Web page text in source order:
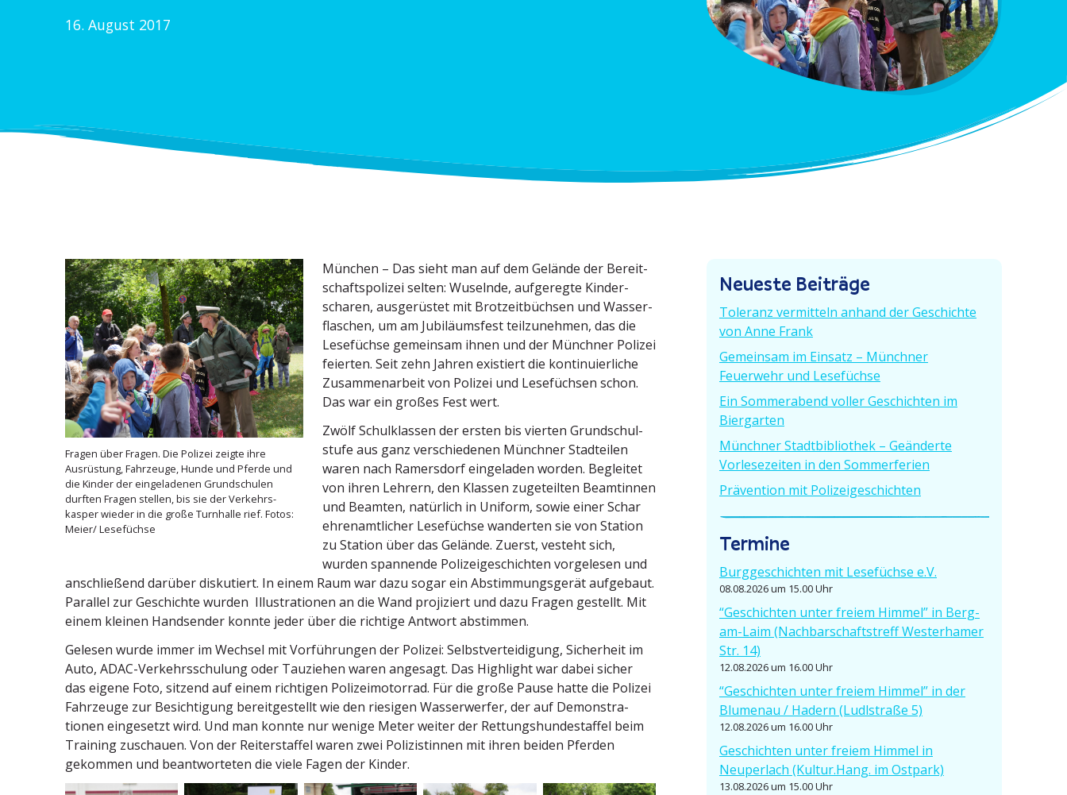
16. August 2017
Fragen über Fragen. Die Polizei zeigte ihre
Ausrüstung, Fahrzeuge, Hunde und Pferde und
die Kinder der einge­la­denen Grund­schulen
durften Fragen stellen, bis sie der Verkehrs­
kasper wieder in die große Turnhalle rief. Fotos:
Meier/ Lesefüchse
München – Das sieht man auf dem Gelände der Bereit­
schafts­po­lizei selten: Wuselnde, aufge­regte Kinder­
scharen, ausge­rüstet mit Brotzeit­büchsen und Wasser­
fla­schen, um am Jubilä­umsfest teilzu­nehmen, das die
Lesefüchse gemeinsam ihnen und der Münchner Polizei
feierten. Seit zehn Jahren existiert die konti­nu­ier­liche
Zusam­men­arbeit von Polizei und Lesefüchsen schon.
Das war ein großes Fest wert.
Zwölf Schul­klassen der ersten bis vierten Grund­schul­
stufe aus ganz verschie­denen Münchner Stadteilen
waren nach Ramersdorf einge­laden worden. Begleitet
von ihren Lehrern, den Klassen zugeteilten Beamtinnen
und Beamten, natürlich in Uniform, sowie einer Schar
ehren­amt­licher Lesefüchse wanderten sie von Station
zu Station über das Gelände. Zuerst, vesteht sich,
wurden spannende Polizei­ge­schichten vorge­lesen und
anschließend darüber disku­tiert. In einem Raum war dazu sogar ein Abstim­mungs­gerät aufgebaut.
Parallel zur Geschichte wurden Illus­tra­tionen an die Wand proji­ziert und dazu Fragen gestellt. Mit
einem kleinen Handsender konnte jeder über die richtige Antwort abstimmen.
Gelesen wurde immer im Wechsel mit Vorfüh­rungen der Polizei: Selbst­ver­tei­digung, Sicherheit im
Auto, ADAC-Verkehrs­schulung oder Tauziehen waren angesagt. Das Highlight war dabei sicher
das eigene Foto, sitzend auf einem richtigen Polizei­mo­torrad. Für die große Pause hatte die Polizei
Fahrzeuge zur Besich­tigung bereit­ge­stellt wie den riesigen Wasser­werfer, der auf Demons­tra­
tionen einge­setzt wird. Und man konnte nur wenige Meter weiter der Rettungs­hun­de­staffel beim
Training zuschauen. Von der Reiter­staffel waren zwei Polizis­tinnen mit ihren beiden Pferden
gekommen und beant­wor­teten die viele Fagen der Kinder.
Neueste Beiträge
Toleranz vermitteln anhand der Geschichte
von Anne Frank
Gemeinsam im Einsatz – Münchner
Feuerwehr und Lesefüchse
Ein Sommer­abend voller Geschichten im
Biergarten
Münchner Stadt­bi­bliothek – Geänderte
Vorle­se­zeiten in den Sommerferien
Prävention mit Polizeigeschichten
Termine
Burgge­schichten mit Lesefüchse e.V.
08.08.2026 um 15.00 Uhr
“Geschichten unter freiem Himmel” in Berg-
am-Laim (Nachbar­schafts­treff Wester­hamer
Str. 14)
12.08.2026 um 16.00 Uhr
“Geschichten unter freiem Himmel” in der
Blumenau / Hadern (Ludlstraße 5)
12.08.2026 um 16.00 Uhr
Geschichten unter freiem Himmel in
Neuperlach (Kultur.Hang. im Ostpark)
13.08.2026 um 15.00 Uhr